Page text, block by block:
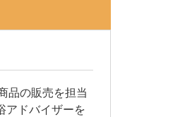
品の販売を担当
アドバイザーを